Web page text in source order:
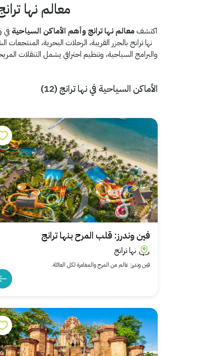
معالم نها
اكتشفمعالم نها ترانج وأهم الأماكن السياحية في
نها ترانج بالجزر القريبة، الرحلات البحرية،
والبرامج السياحية، وتنظيم احترافي يشمل التنقلات
الأماكن السياحية في نها ترانج (12)
فين وندرز: قلب المرح بنها ترانج
نها ترانج
فين وندرز: عالم من المرح والمغامرة لكل العائلة.